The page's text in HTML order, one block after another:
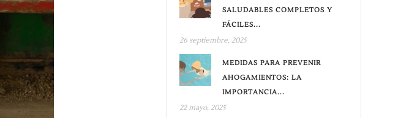
SALUDABLES COMPLETOS Y
FÁCILES...
26 septiembre, 2025
MEDIDAS PARA PREVENIR
AHOGAMIENTOS: LA
IMPORTANCIA...
22 mayo, 2025